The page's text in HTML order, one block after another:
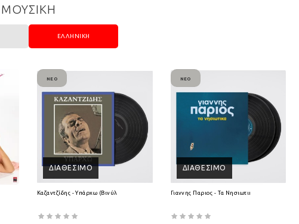
ΜΟΥΣΙΚΗ
ΕΛΛΗΝΙΚΉ
ΔΙΑΘΈΣΙΜΟ
ΝΈΟ
Καζαντζίδης - Υπάρχω (Βινύλιο Lp)
ΔΙΑΘΈΣΙΜΟ
ΝΈΟ
Γιαννης Παριος - Τα Νησιωτικα (2Lp) (Βινύλιο)